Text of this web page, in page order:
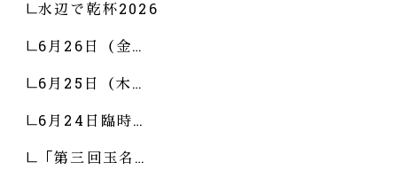
水辺で乾杯2026
6月26日（金…
6月25日（木…
6月24日臨時…
「第三回玉名…